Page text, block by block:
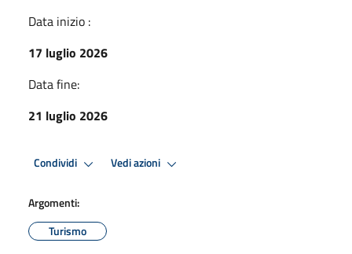
Data inizio :
17 luglio 2026
Data fine:
21 luglio 2026
Condividi Vedi azioni
Argomenti:
Turismo